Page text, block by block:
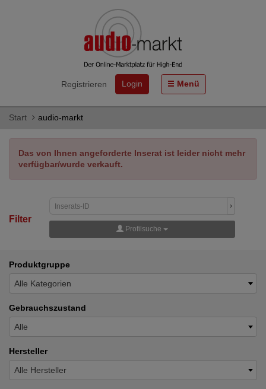
Registrieren Login Menü
Start audio-markt
Das von Ihnen angeforderte Inserat ist leider nicht mehr
verfügbar/wurde verkauft.
Filter
›
Profilsuche
Produktgruppe
Alle Kategorien
Gebrauchszustand
Alle
Hersteller
Alle Hersteller